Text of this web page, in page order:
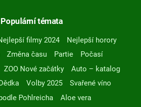
Populární témata
filmy 2024
Nejlepší horory
Změna času Partie
Počasí
ZOO Nové začátky
Auto – katalog
Volby 2025
Svařené víno
Pohlreicha
Aloe vera